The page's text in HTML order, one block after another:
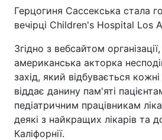
Герцогиня Сассекська стала
вечірці Children's Hospital Los
Згідно з вебсайтом
американська акторка
захід, який відбувається
віддає данину пам'яті
педіатричним працівникам
деякі з найкращих лікарів та
Каліфорнії.